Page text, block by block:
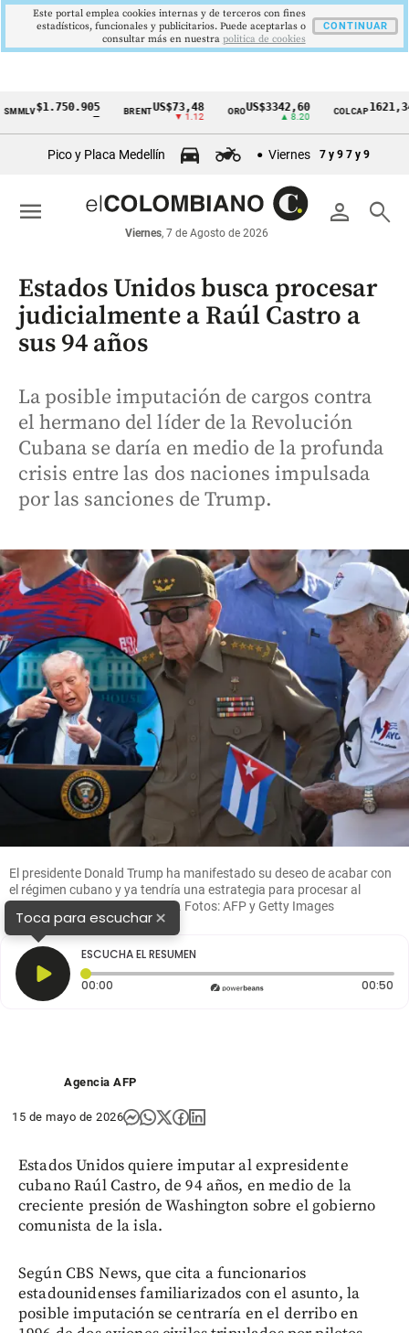
Cintillo
económicos
Colombia
$1.750.905 BRENT US$73,48
▼ 1.12
ORO US$3342,60 COLCAP1621,34 pts
Pico y Placa Medellín Viernes 7 y 9 7 y 9
person search
Viernes, 7 de Agosto de 2026
menu
Estados Unidos busca procesar
judicialmente a Raúl Castro a
sus 94 años
La posible imputación de cargos contra
el hermano del líder de la Revolución
Cubana se daría en medio de la profunda
crisis entre las dos naciones impulsada
por las sanciones de Trump.
El presidente Donald Trump ha manifestado su deseo de acabar con
el régimen cubano y ya tendría una estrategia para procesar al
hermano de Fidel, Raúl Castro. Fotos: AFP y Getty Images
Toca para escuchar×
ESCUCHA EL RESUMEN
00:00 Tiempo transcurrido: 0 segundos 00:50
Agencia AFP
15 de mayo de 2026
Estados Unidos quiere imputar al expresidente
cubano Raúl Castro, de 94 años, en medio de la
creciente presión de Washington sobre el gobierno
comunista de la isla.
Según CBS News, que cita a funcionarios
estadounidenses familiarizados con el asunto, la
posible imputación se centraría en el derribo en
Este portal emplea cookies internas y de terceros con fines
estadísticos, funcionales y publicitarios. Puede aceptarlas o
consultar más en nuestra politica de cookies
CONTINUAR